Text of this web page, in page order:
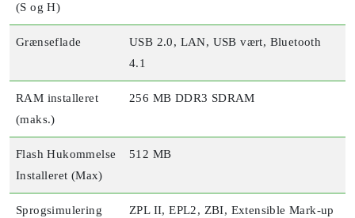
(S og H)
Grænseflade
USB 2.0, LAN, USB vært, Bluetooth
4.1
RAM installeret
(maks.)
256 MB DDR3 SDRAM
Flash Hukommelse
Installeret (Max)
512 MB
Sprogsimulering
ZPL II, EPL2, ZBI, Extensible Mark-up